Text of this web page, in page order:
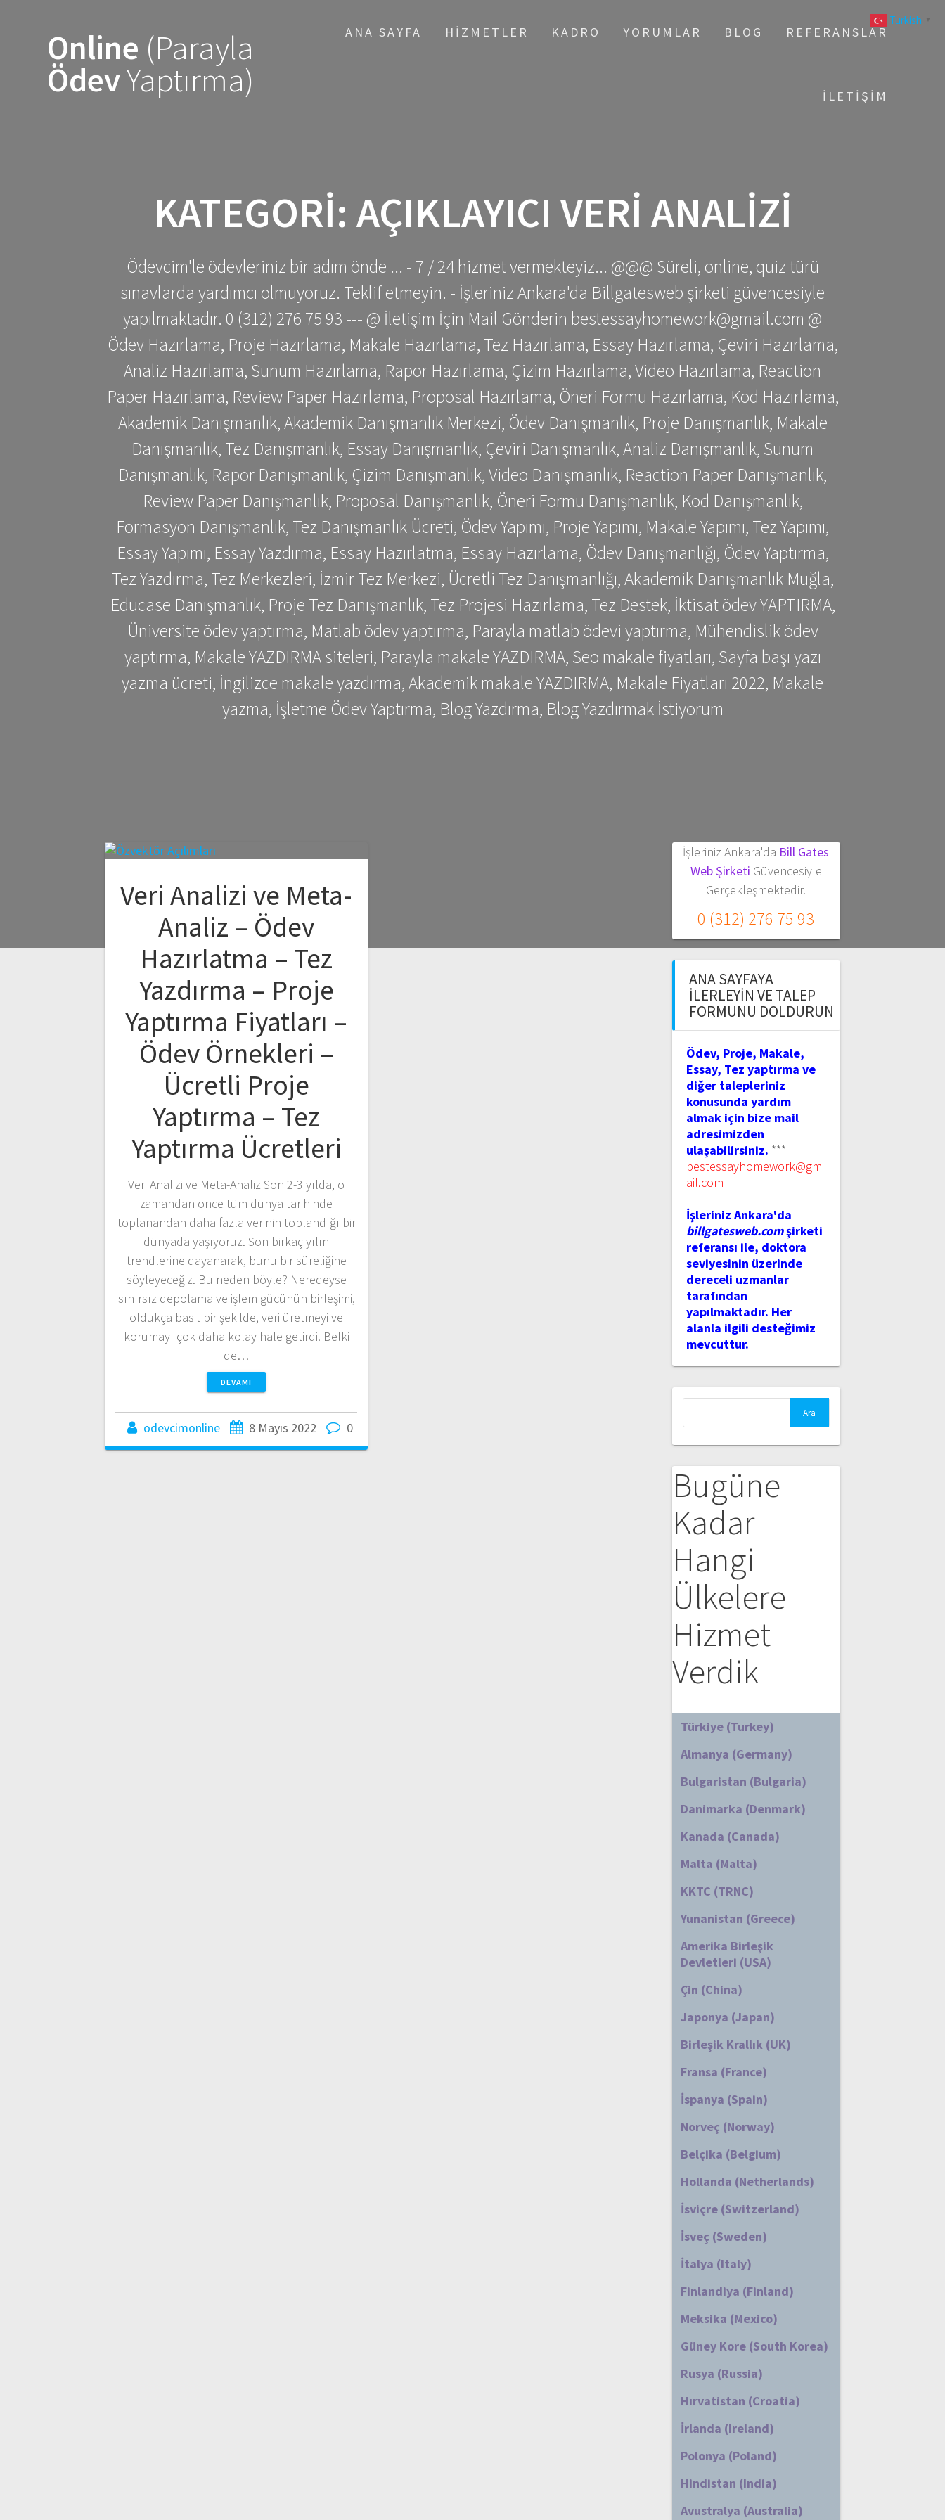
Online (Parayla
ÖdevYaptırma)
ANA SAYFA HIZMETLER KADRO YORUMLAR BLOG REFERANSLAR
İLETIŞIM
KATEGORI: AÇIKLAYICI VERI ANALIZI
Ödevcim'le ödevleriniz bir adım önde ... - 7 / 24 hizmet vermekteyiz... @@@ Süreli, online, quiz türü
sınavlarda yardımcı olmuyoruz. Teklif etmeyin. - İşleriniz Ankara'da Billgatesweb şirketi güvencesiyle
yapılmaktadır. 0 (312) 276 75 93 --- @ İletişim İçin Mail Gönderin bestessayhomework@gmail.com @
Ödev Hazırlama, Proje Hazırlama, Makale Hazırlama, Tez Hazırlama, Essay Hazırlama, Çeviri Hazırlama,
Analiz Hazırlama, Sunum Hazırlama, Rapor Hazırlama, Çizim Hazırlama, Video Hazırlama, Reaction
Paper Hazırlama, Review Paper Hazırlama, Proposal Hazırlama, Öneri Formu Hazırlama, Kod Hazırlama,
Akademik Danışmanlık, Akademik Danışmanlık Merkezi, Ödev Danışmanlık, Proje Danışmanlık, Makale
Danışmanlık, Tez Danışmanlık, Essay Danışmanlık, Çeviri Danışmanlık, Analiz Danışmanlık, Sunum
Danışmanlık, Rapor Danışmanlık, Çizim Danışmanlık, Video Danışmanlık, Reaction Paper Danışmanlık,
Review Paper Danışmanlık, Proposal Danışmanlık, Öneri Formu Danışmanlık, Kod Danışmanlık,
Formasyon Danışmanlık, Tez Danışmanlık Ücreti, Ödev Yapımı, Proje Yapımı, Makale Yapımı, Tez Yapımı,
Essay Yapımı, Essay Yazdırma, Essay Hazırlatma, Essay Hazırlama, Ödev Danışmanlığı, Ödev Yaptırma,
Tez Yazdırma, Tez Merkezleri, İzmir Tez Merkezi, Ücretli Tez Danışmanlığı, Akademik Danışmanlık Muğla,
Educase Danışmanlık, Proje Tez Danışmanlık, Tez Projesi Hazırlama, Tez Destek, İktisat ödev YAPTIRMA,
Üniversite ödev yaptırma, Matlab ödev yaptırma, Parayla matlab ödevi yaptırma, Mühendislik ödev
yaptırma, Makale YAZDIRMA siteleri, Parayla makale YAZDIRMA, Seo makale fiyatları, Sayfa başı yazı
yazma ücreti, İngilizce makale yazdırma, Akademik makale YAZDIRMA, Makale Fiyatları 2022, Makale
yazma, İşletme Ödev Yaptırma, Blog Yazdırma, Blog Yazdırmak İstiyorum
Veri Analizi ve Meta-
Analiz – Ödev
Hazırlatma – Tez
Yazdırma – Proje
Yaptırma Fiyatları –
Ödev Örnekleri –
Ücretli Proje
Yaptırma – Tez
Yaptırma Ücretleri
Veri Analizi ve Meta-Analiz Son 2-3 yılda, o
zamandan önce tüm dünya tarihinde
toplanandan daha fazla verinin toplandığı bir
dünyada yaşıyoruz. Son birkaç yılın
trendlerine dayanarak, bunu bir süreliğine
söyleyeceğiz. Bu neden böyle? Neredeyse
sınırsız depolama ve işlem gücünün birleşimi,
oldukça basit bir şekilde, veri üretmeyi ve
korumayı çok daha kolay hale getirdi. Belki
de…
DEVAMI
odevcimonline 8 Mayıs 2022 0
İşleriniz Ankara'da Bill Gates
Web Şirketi Güvencesiyle
Gerçekleşmektedir.
0 (312) 276 75 93
ANA SAYFAYA
İLERLEYIN VE TALEP
FORMUNU DOLDURUN
Ödev, Proje, Makale,
Essay, Tez yaptırma ve
diğer talepleriniz
konusunda yardım
almak için bize mail
adresimizden
ulaşabilirsiniz. ***
bestessayhomework@gm
ail.com
İşleriniz Ankara'da
billgatesweb.comşirketi
referansı ile, doktora
seviyesinin üzerinde
dereceli uzmanlar
tarafından
yapılmaktadır. Her
alanla ilgili desteğimiz
mevcuttur.
Bugüne
Kadar
Hangi
Ülkelere
Hizmet
Verdik
Türkiye (Turkey)
Almanya (Germany)
Bulgaristan (Bulgaria)
Danimarka (Denmark)
Kanada (Canada)
Malta (Malta)
KKTC (TRNC)
Yunanistan (Greece)
Amerika Birleşik
Devletleri (USA)
Çin (China)
Japonya (Japan)
Birleşik Krallık (UK)
Fransa (France)
İspanya (Spain)
Norveç (Norway)
Belçika (Belgium)
Hollanda (Netherlands)
İsviçre (Switzerland)
İsveç (Sweden)
İtalya (Italy)
Finlandiya (Finland)
Meksika (Mexico)
Güney Kore (South Korea)
Rusya (Russia)
Hırvatistan (Croatia)
İrlanda (Ireland)
Polonya (Poland)
Hindistan (India)
Avustralya (Australia)
Turkish ▼